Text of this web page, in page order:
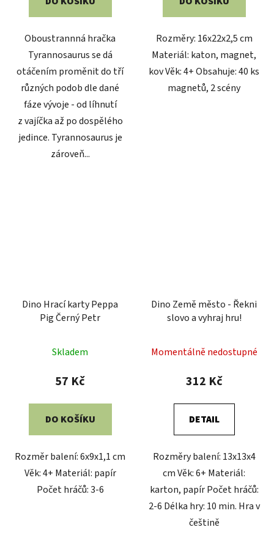
z
hvězdiček.
Oboustrannná hračka
Tyrannosaurus se dá
otáčením proměnit do tří
různých podob dle dané
fáze vývoje - od líhnutí
z vajíčka až po dospělého
jedince. Tyrannosaurus je
zároveň...
Rozměry: 16x22x2,5 cm
Materiál: katon, magnet,
kov Věk: 4+ Obsahuje: 40 ks
magnetů, 2 scény
Dino Hrací karty Peppa
Pig Černý Petr
Skladem
57 Kč
DO KOŠÍKU
Rozměr balení: 6x9x1,1 cm
Věk: 4+ Materiál: papír
Počet hráčů: 3-6
Dino Země město - Řekni
slovo a vyhraj hru!
Momentálně nedostupné
312 Kč
DETAIL
Rozměry balení: 13x13x4
cm Věk: 6+ Materiál:
karton, papír Počet hráčů:
2-6 Délka hry: 10 min. Hra v
češtině